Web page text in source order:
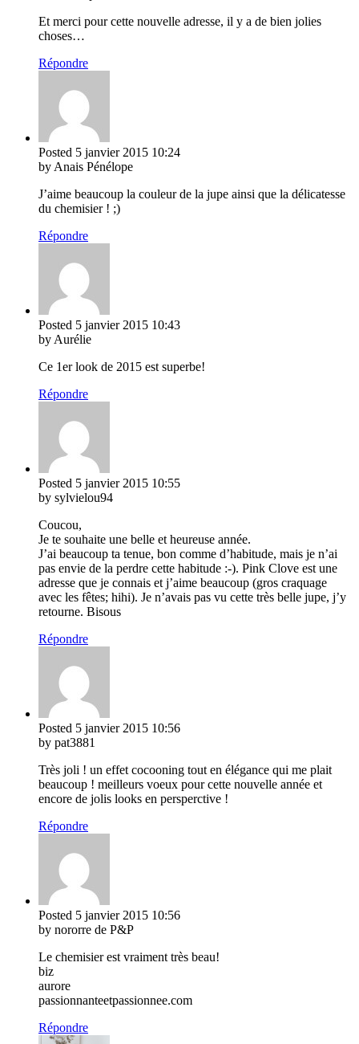
Et merci pour cette nouvelle adresse, il y a de bien jolies
choses…
Répondre
Posted 5 janvier 2015 10:24
by Anais Pénélope
J’aime beaucoup la couleur de la jupe ainsi que la délicatesse
du chemisier ! ;)
Répondre
Posted 5 janvier 2015 10:43
by Aurélie
Ce 1er look de 2015 est superbe!
Répondre
Posted 5 janvier 2015 10:55
by sylvielou94
Coucou,
Je te souhaite une belle et heureuse année.
J’ai beaucoup ta tenue, bon comme d’habitude, mais je n’ai
pas envie de la perdre cette habitude :-). Pink Clove est une
adresse que je connais et j’aime beaucoup (gros craquage
avec les fêtes; hihi). Je n’avais pas vu cette très belle jupe, j’y
retourne. Bisous
Répondre
Posted 5 janvier 2015 10:56
by pat3881
Très joli ! un effet cocooning tout en élégance qui me plait
beaucoup ! meilleurs voeux pour cette nouvelle année et
encore de jolis looks en persperctive !
Répondre
Posted 5 janvier 2015 10:56
by nororre de P&P
Le chemisier est vraiment très beau!
biz
aurore
passionnanteetpassionnee.com
Répondre